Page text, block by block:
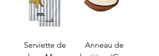
Serviette de
Anneau de